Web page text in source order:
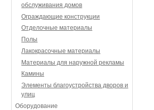
обслуживания домов
Ограждающие конструкции
Отделочные материалы
Полы
Лакокрасочные материалы
Материалы для наружной рекламы
Камины
Элементы благоустройства дворов и
улиц
Оборудование